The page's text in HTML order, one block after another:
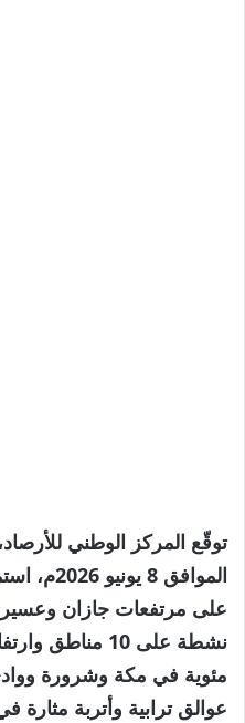
الموافق 8
على مرتفعات جازان وعسير
مئوية في مكة وشرورة
عوالق ترابية وأتربة